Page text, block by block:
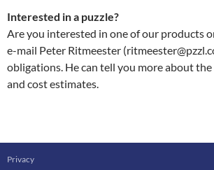
Interested in a puzzle?
Are you interested in one of our products
e-mail Peter Ritmeester
obligations. He can tell you more about
and cost estimates.
Privacy